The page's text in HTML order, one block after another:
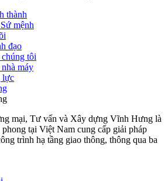
thành
mệnh
đạo
tôi
máy
lực
mại, Tư vấn và Xây dựng Vĩnh Hưng là
tại Việt Nam cung cấp giải pháp
trình hạ tầng giao thông, thông qua ba